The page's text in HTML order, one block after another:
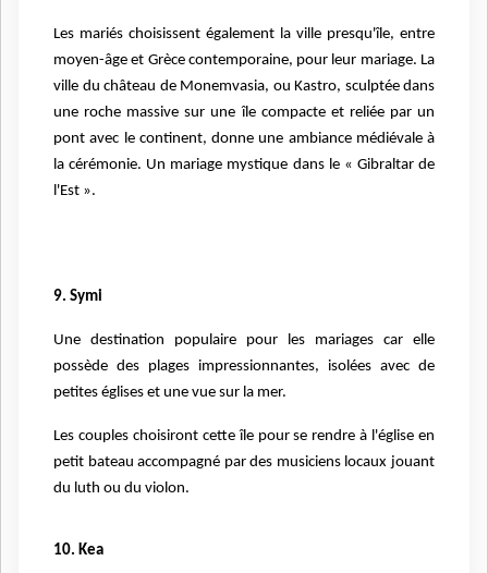
Les mariés choisissent également la ville presqu'île, entre
moyen-âge et Grèce contemporaine, pour leur mariage. La
ville du château de Monemvasia, ou Kastro, sculptée dans
une roche massive sur une île compacte et reliée par un
pont avec le continent, donne une ambiance médiévale à
la cérémonie. Un mariage mystique dans le « Gibraltar de
l'Est ».
9. Symi
Une destination populaire pour les mariages car elle
possède des plages impressionnantes, isolées avec de
petites églises et une vue sur la mer.
Les couples choisiront cetteîle pour se rendre à l'église en
petit bateau accompagné par des musiciens locaux jouant
du luth ou du violon.
10. Kea